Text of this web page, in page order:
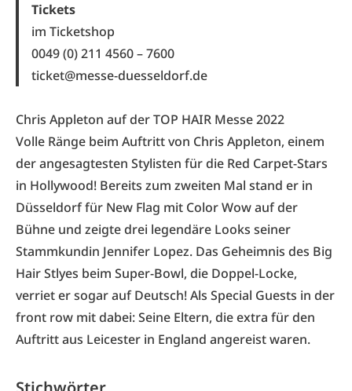
Tickets
im Ticketshop
0049 (0) 211 4560 – 7600
ticket@messe-duesseldorf.de
Chris Appleton auf der TOP HAIR Messe 2022
Volle Ränge beim Auftritt von Chris Appleton, einem
der angesagtesten Stylisten für die Red Carpet-Stars
in Hollywood! Bereits zum zweiten Mal stand er in
Düsseldorf für New Flag mit Color Wow auf der
Bühne und zeigte drei legendäre Looks seiner
Stammkundin Jennifer Lopez. Das Geheimnis des Big
Hair Stlyes beim Super-Bowl, die Doppel-Locke,
verriet er sogar auf Deutsch! Als Special Guests in der
front row mit dabei: Seine Eltern, die extra für den
Auftritt aus Leicester in England angereist waren.